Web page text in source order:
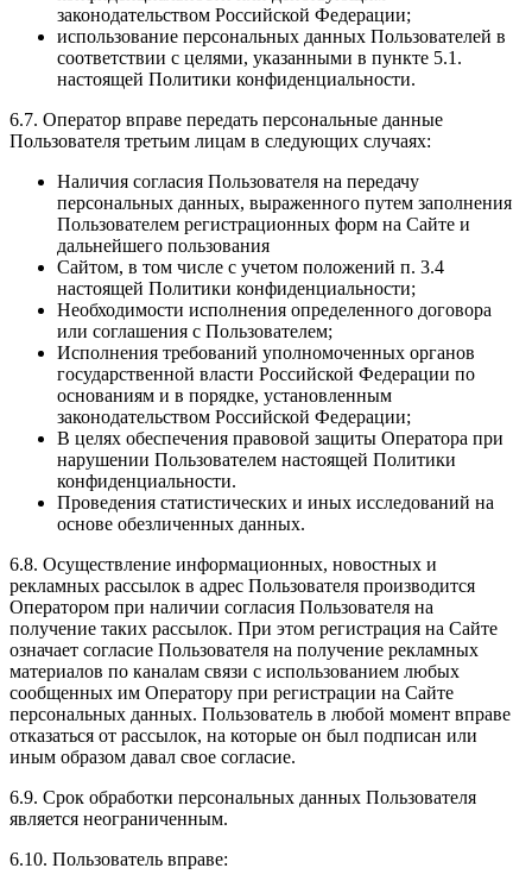
законодательством Российской Федерации;
использование персональных данных Пользователей в
соответствии с целями, указанными в пункте 5.1.
настоящей Политики конфиденциальности.
6.7. Оператор вправе передать персональные данные
Пользователя третьим лицам в следующих случаях:
Наличия согласия Пользователя на передачу
персональных данных, выраженного путем заполнения
Пользователем регистрационных форм на Сайте и
дальнейшего пользования
Сайтом, в том числе с учетом положений п. 3.4
настоящей Политики конфиденциальности;
Необходимости исполнения определенного договора
или соглашения с Пользователем;
Исполнения требований уполномоченных органов
государственной власти Российской Федерации по
основаниям и в порядке, установленным
законодательством Российской Федерации;
В целях обеспечения правовой защиты Оператора при
нарушении Пользователем настоящей Политики
конфиденциальности.
Проведения статистических и иных исследований на
основе обезличенных данных.
6.8. Осуществление информационных, новостных и
рекламных рассылок в адрес Пользователя производится
Оператором при наличии согласия Пользователя на
получение таких рассылок. При этом регистрация на Сайте
означает согласие Пользователя на получение рекламных
материалов по каналам связи с использованием любых
сообщенных им Оператору при регистрации на Сайте
персональных данных. Пользователь в любой момент вправе
отказаться от рассылок, на которые он был подписан или
иным образом давал свое согласие.
6.9. Срок обработки персональных данных Пользователя
является неограниченным.
6.10. Пользователь вправе: